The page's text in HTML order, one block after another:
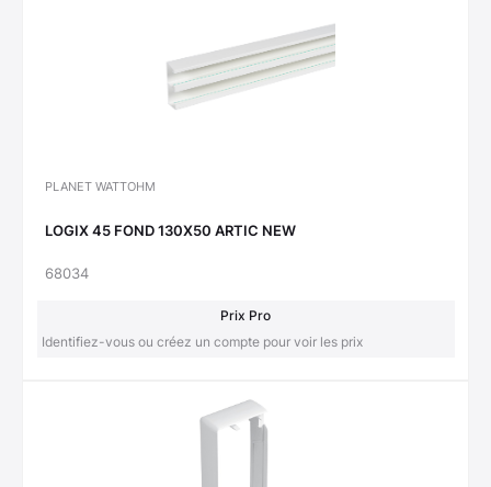
PLANET WATTOHM
LOGIX 45 FOND 130X50 ARTIC NEW
68034
Prix Pro
Identifiez-vous ou créez un compte pour voir les prix